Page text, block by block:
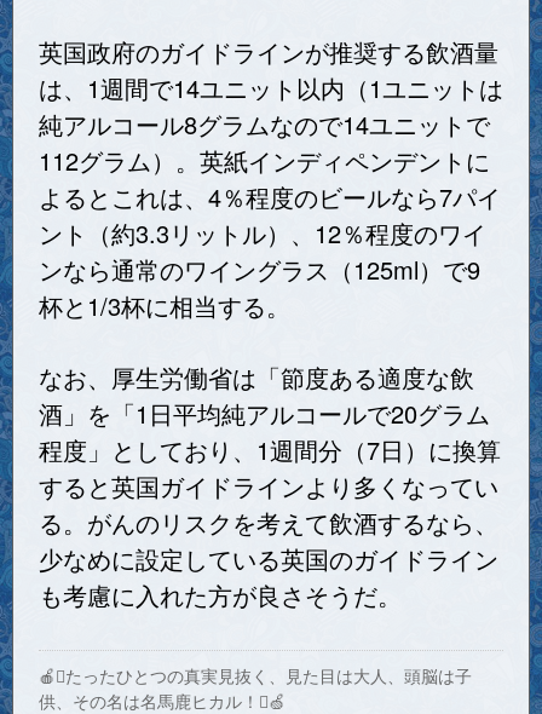
英国政府のガイドラインが推奨する飲酒量
は、1週間で14ユニット以内（1ユニットは
純アルコール8グラムなので14ユニットで
112グラム）。英紙インディペンデントに
よるとこれは、4％程度のビールなら7パイ
ント（約3.3リットル）、12％程度のワイ
ンなら通常のワイングラス（125ml）で9
杯と1/3杯に相当する。
なお、厚生労働省は「節度ある適度な飲
酒」を「1日平均純アルコールで20グラム
程度」としており、1週間分（7日）に換算
すると英国ガイドラインより多くなってい
る。がんのリスクを考えて飲酒するなら、
少なめに設定している英国のガイドライン
も考慮に入れた方が良さそうだ。
🍎たったひとつの真実見抜く、見た目は大人、頭脳は子
供、その名は名馬鹿ヒカル！🍏